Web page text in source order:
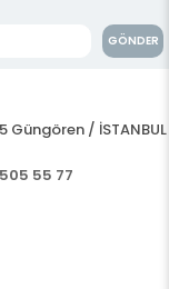
GÖNDER
Güngören / İSTANBUL
55 77